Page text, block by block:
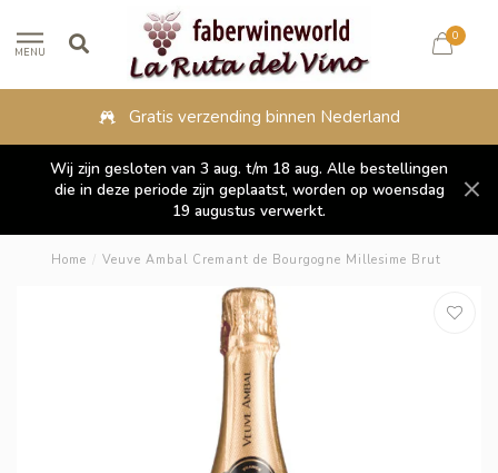
MENU
0
Fysieke winkel in Lippenhuizen
Wij zijn gesloten van 3 aug. t/m 18 aug. Alle bestellingen
die in deze periode zijn geplaatst, worden op woensdag
19 augustus verwerkt.
Home / Veuve Ambal Cremant de Bourgogne Millesime Brut